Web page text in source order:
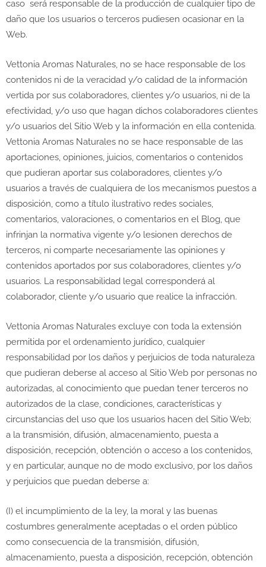
caso será responsable de la producción de cualquier tipo de
daño que los usuarios o terceros pudiesen ocasionar en la
Web.
Vettonia Aromas Naturales, no se hace responsable de los
contenidos ni de la veracidad y/o calidad de la información
vertida por sus colaboradores, clientes y/o usuarios, ni de la
efectividad, y/o uso que hagan dichos colaboradores clientes
y/o usuarios del Sitio Web y la información en ella contenida.
Vettonia Aromas Naturales no se hace responsable de las
aportaciones, opiniones, juicios, comentarios o contenidos
que pudieran aportar sus colaboradores, clientes y/o
usuarios a través de cualquiera de los mecanismos puestos a
disposición, como a título ilustrativo redes sociales,
comentarios, valoraciones, o comentarios en el Blog, que
infrinjan la normativa vigente y/o lesionen derechos de
terceros, ni comparte necesariamente las opiniones y
contenidos aportados por sus colaboradores, clientes y/o
usuarios. La responsabilidad legal corresponderá al
colaborador, cliente y/o usuario que realice la infracción.
Vettonia Aromas Naturales excluye con toda la extensión
permitida por el ordenamiento jurídico, cualquier
responsabilidad por los daños y perjuicios de toda naturaleza
que pudieran deberse al acceso al Sitio Web por personas no
autorizadas, al conocimiento que puedan tener terceros no
autorizados de la clase, condiciones, características y
circunstancias del uso que los usuarios hacen del Sitio Web;
a la transmisión, difusión, almacenamiento, puesta a
disposición, recepción, obtención o acceso a los contenidos,
y en particular, aunque no de modo exclusivo, por los daños
y perjuicios que puedan deberse a:
(I) el incumplimiento de la ley, la moral y las buenas
costumbres generalmente aceptadas o el orden público
como consecuencia de la transmisión, difusión,
almacenamiento, puesta a disposición, recepción, obtención